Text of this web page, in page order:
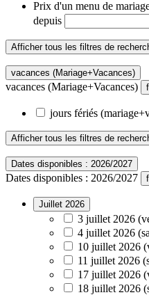
Prix ​​d'un menu de
depuis
Afficher tous les filtres de
vacances (Mariage+Vacances)
vacances (Mariage+Vacances)
jours fériés
Afficher tous les filtres de
Dates disponibles : 2026/2027
Dates disponibles : 2026/2027
Juillet 2026
3 juillet 2026
4 juillet 2026
10 juillet 2026
11 juillet 2026
17 juillet 2026
18 juillet 2026